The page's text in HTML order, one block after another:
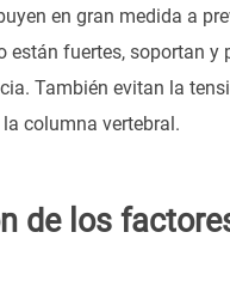
en gran medida a
están fuertes, soportan y
También evitan la
columna vertebral.
de los